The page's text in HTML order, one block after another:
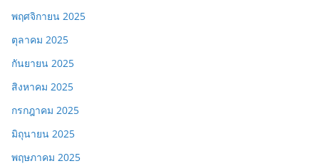
พฤศจิกายน 2025
ตุลาคม 2025
กันยายน 2025
สิงหาคม 2025
กรกฎาคม 2025
มิถุนายน 2025
พฤษภาคม 2025